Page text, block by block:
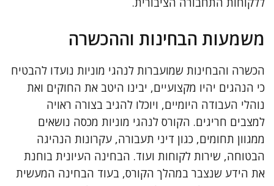
משמעות הבחינות וההכשרה
הכשרה והבחינות שמועברות לנהגי מוניות נועדו להבטיח
כי הנהגים יהיו מקצועיים, יבינו היטב את החוקים ואת
נוהלי העבודה היומיים, ויוכלו להגיב בצורה ראויה
למצבים חריגים. הקורס לנהגי מוניות מכסה נושאים
ממגוון תחומים, כגון דיני תעבורה, עקרונות הנהיגה
הבטוחה, שירות לקוחות ועוד. הבחינה העיונית בוחנת
את הידע שנצבר במהלך הקורס, בעוד הבחינה המעשית